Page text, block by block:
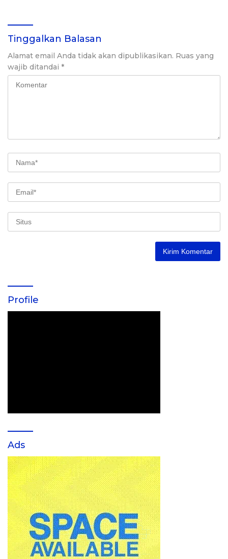
Tinggalkan Balasan
Alamat email Anda tidak akan dipublikasikan. Ruas yang
wajib ditandai *
Profile
Ads